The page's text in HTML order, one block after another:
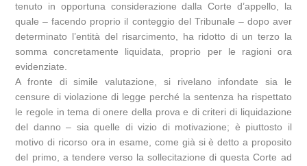
tenuto in opportuna considerazione dalla Corte d’appello, la
quale – facendo proprio il conteggio del Tribunale – dopo aver
determinato l’entità del risarcimento, ha ridotto di un terzo la
somma concretamente liquidata, proprio per le ragioni ora
evidenziate.
A fronte di simile valutazione, si rivelano infondate sia le
censure di violazione di legge perché la sentenza ha rispettato
le regole in tema di onere della prova e di criteri di liquidazione
del danno – sia quelle di vizio di motivazione; è piuttosto il
motivo di ricorso ora in esame, come già si è detto a proposito
del primo, a tendere verso la sollecitazione di questa Corte ad